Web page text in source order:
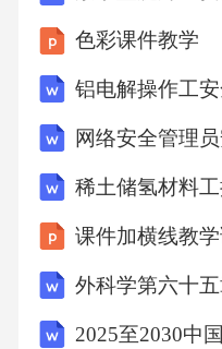
端的毛刺、氧化铁
预组装在地面按设计
求。预组装完成后，
按顺序安装。四、
放线与支架安装测量
隧道岩壁上精确放出
装位置线。支架制作
固定支架、滑动支
色彩课件教学
稀土储氢材料
课件加横线教
外科学第六十